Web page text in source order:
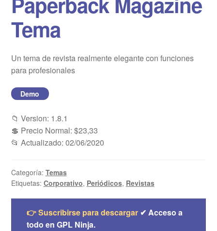
Blog
Mi cuenta
Tema
Un tema de revista realmente elegante con funciones
para profesionales
Demo
📁 Version: 1.8.1
💲 Precio Normal: $23,33
📂 Actualizado: 02/06/2020
Categoría: Temas
Etiquetas: Corporativo, Periódicos, Revistas
👉 Suscribirse para descargar✔ Acceso a
todo en GPL Ninja.